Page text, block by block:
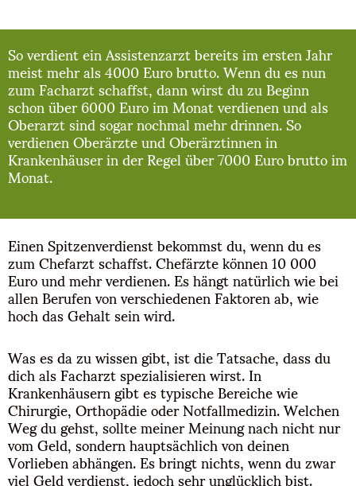
So verdient ein Assistenzarzt bereits im ersten Jahr
meist mehr als 4000 Euro brutto. Wenn du es nun
zum Facharzt schaffst, dann wirst du zu Beginn
schon über 6000 Euro im Monat verdienen und als
Oberarzt sind sogar nochmal mehr drinnen. So
verdienen Oberärzte und Oberärztinnen in
Krankenhäuser in der Regel über 7000 Euro brutto im
Monat.
Einen Spitzenverdienst bekommst du, wenn du es
zum Chefarzt schaffst. Chefärzte können 10 000
Euro und mehr verdienen. Es hängt natürlich wie bei
allen Berufen von verschiedenen Faktoren ab, wie
hoch das Gehalt sein wird.
Was es da zu wissen gibt, ist die Tatsache, dass du
dich als Facharzt spezialisieren wirst. In
Krankenhäusern gibt es typische Bereiche wie
Chirurgie, Orthopädie oder Notfallmedizin. Welchen
Weg du gehst, sollte meiner Meinung nach nicht nur
vom Geld, sondern hauptsächlich von deinen
Vorlieben abhängen. Es bringt nichts, wenn du zwar